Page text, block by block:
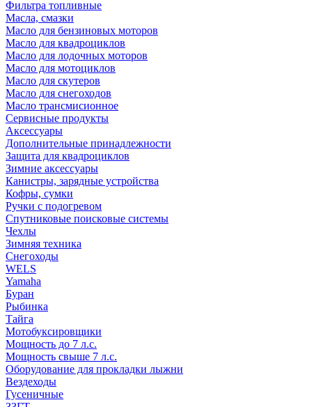
Фильтра топливные
Масла, смазки
Масло для бензиновых моторов
Масло для квадроциклов
Масло для лодочных моторов
Масло для мотоциклов
Масло для скутеров
Масло для снегоходов
Масло трансмисионное
Сервисные продукты
Аксессуары
Дополнительные принадлежности
Защита для квадроциклов
Зимние аксессуары
Канистры, зарядные устройства
Кофры, сумки
Ручки с подогревом
Спутниковые поисковые системы
Чехлы
Зимняя техника
Снегоходы
WELS
Yamaha
Буран
Рыбинка
Тайга
Мотобуксировщики
Мощность до 7 л.с.
Мощность свыше 7 л.с.
Оборудование для прокладки лыжни
Вездеходы
Гусеничные